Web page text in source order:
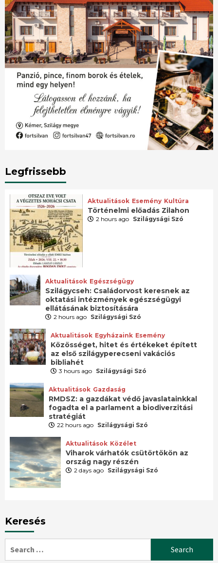
Legfrissebb
Aktualitások Esemény Kultúra
Történelmi előadás Zilahon
2 hours ago Szilágysági Szó
Aktualitások Egészségügy
Szilágycseh: Családorvost keresnek az
oktatási intézmények egészségügyi
ellátásának biztosítására
2 hours ago Szilágysági Szó
Aktualitások Egyházaink Esemény
Közösséget, hitet és értékeket épített
az első szilágyperecseni vakációs
bibliahét
3 hours ago Szilágysági Szó
Aktualitások Gazdaság
RMDSZ: a gazdákat védő javaslatainkkal
fogadta el a parlament a biodiverzitási
stratégiát
22 hours ago Szilágysági Szó
Aktualitások Közélet
Viharok várhatók csütörtökön az
ország nagy részén
2 days ago Szilágysági Szó
Keresés
for: